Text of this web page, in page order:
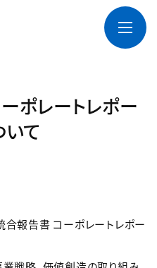
ポレートレポー
いて
合報告書 コーポレートレポー